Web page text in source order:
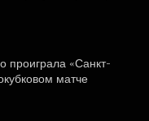
проиграла «Санкт-
матче